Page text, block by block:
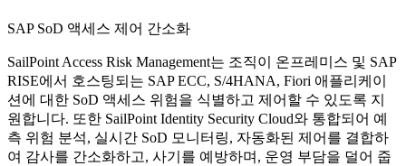
SAP SoD 액세스 제어 간소화
SailPoint Access Risk Management는 조직이 온프레미스 및 SAP
RISE에서 호스팅되는 SAP ECC, S/4HANA, Fiori 애플리케이
션에 대한 SoD 액세스 위험을 식별하고 제어할 수 있도록 지
원합니다. 또한 SailPoint Identity Security Cloud와 통합되어 예
측 위험 분석, 실시간 SoD 모니터링, 자동화된 제어를 결합하
여 감사를 간소화하고, 사기를 예방하며, 운영 부담을 덜어 줍